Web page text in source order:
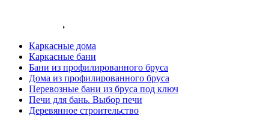
Каркасные дома
Каркасные бани
Бани из профилированного бруса
Дома из профилированного бруса
Перевозные бани из бруса под ключ
Печи для бань. Выбор печи
Деревянное строительство